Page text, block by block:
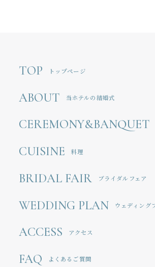
TOP トップページ
ABOUT 当ホテルの結婚式
CEREMONY&BANQUET
CUISINE 料理
BRIDAL FAIR ブライダルフェア
WEDDING PLAN ウェディング
ACCESS アクセス
FAQ よくあるご質問